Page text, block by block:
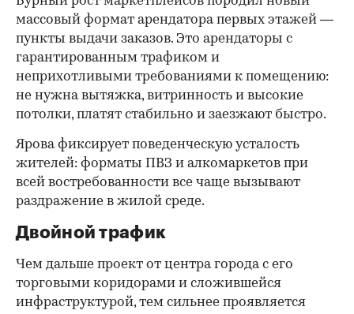
массовый формат арендатора первых этажей —
пункты выдачи заказов. Это арендаторы с
гарантированным трафиком и
неприхотливыми требованиями к помещению:
не нужна вытяжка, витринность и высокие
потолки, платят стабильно и заезжают быстро.
Ярова фиксирует поведенческую усталость
жителей: форматы ПВЗ и алкомаркетов при
всей востребованности все чаще вызывают
раздражение в жилой среде.
Двойной трафик
Чем дальше проект от центра города с его
торговыми коридорами и сложившейся
инфраструктурой, тем сильнее проявляется